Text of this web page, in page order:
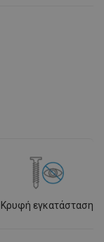
Κρυφή εγκατάσταση